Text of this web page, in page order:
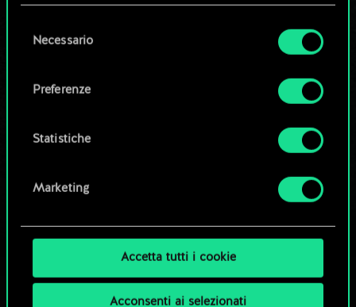
Tutti i dettagli su come utilizziamo i cookie e su
disponibili nel menu "Impostazioni" qui sotto.
delNecessario
Preferenze
Statistiche
Marketing
Accetta tutti i cookie
Acconsenti ai selezionati
Esplora i mazzi della community